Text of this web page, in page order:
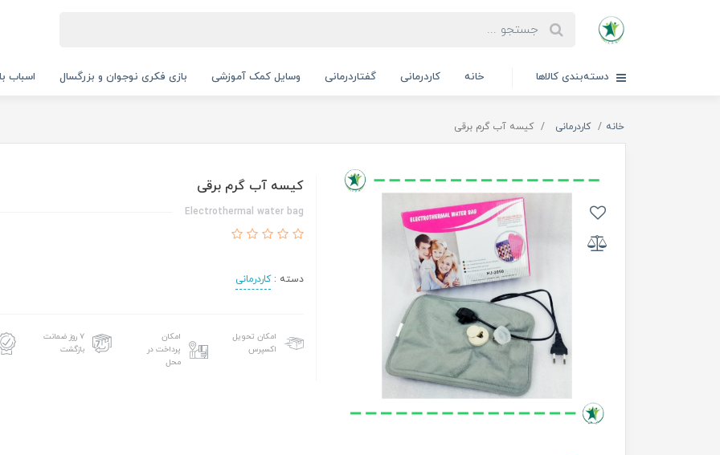
دسته‌بندی کالاها خانه کاردرمانی گفتاردرمانی وسایل کمک آموزشی بازی فکری نوجوان و بزرگسال اسباب
خانه کاردرمانی کیسه آب گرم برقی
کیسه آب گرم برقی
Electrothermal water bag
دسته :کاردرمانی
امکان تحویل
اکسپرس
امکان
پرداخت در
محل
۷ روز ضمانت
بازگشت